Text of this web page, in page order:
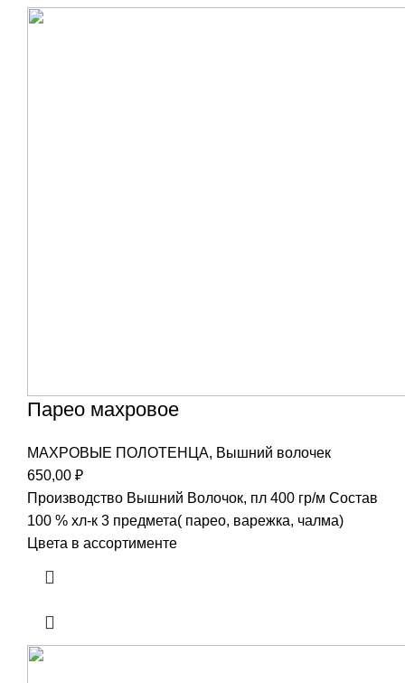
Парео махровое
МАХРОВЫЕ ПОЛОТЕНЦА, Вышний волочек
650,00 ₽
Производство Вышний Волочок, пл 400 гр/м Состав
100 % хл-к 3 предмета( парео, варежка, чалма)
Цвета в ассортименте